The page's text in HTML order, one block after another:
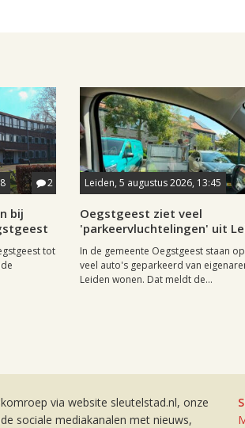
2
bij
tot
Leiden, 5 augustus 2026, 13:45
Oegstgeest ziet veel
'parkeervluchtelingen' uit
In de gemeente Oegstgeest staan
veel auto's geparkeerd van
Leiden wonen. Dat meldt de...
via website sleutelstad.nl, onze
sociale mediakanalen met nieuws,